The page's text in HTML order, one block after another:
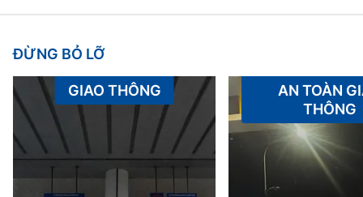
ĐỪNG BỎ LỠ
GIAO THÔNG
AN TOÀN
THÔNG